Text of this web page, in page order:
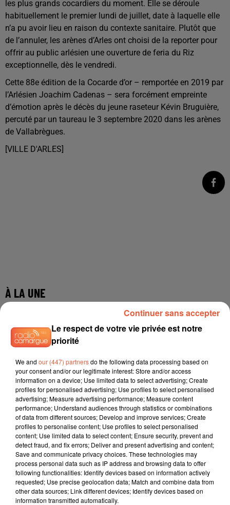
les plus grands cocardiers du moment. Elle se déroule
habituellement le premier lundi de juillet, date à laquelle elle
n’a pu avoir lieu en raison du contexte sanitaire. Plutôt que
de l’annuler, les arènes d’Arles ont choisi de la reporter pour
offrir au public arlésien une ouverture de feria du Riz
exceptionnelle, dès le vendredi.
Cette 88e édition de la Cocarde d’or – remportée en 2019 par
l’Arlésien Joachim Cadenas – sera forcément empreinte
d’émotion après le décès du jeune raseteur Kévin Bruguière,
percuté par un taureau le 3 septembre 2020 dans les arènes
de Vallabrègues.
[VILLE D'ARLES]
Le respect de votre vie privée est notre
priorité
We and our (447) partnersdo the following data processing based on
your consent and/or our legitimate interest: Store and/or access
information on a device; Use limited data to select advertising; Create
profiles for personalised advertising; Use profiles to select personalised
advertising; Measure advertising performance; Measure content
performance; Understand audiences through statistics or combinations
of data from different sources; Develop and improve services; Create
profiles to personalise content; Use profiles to select personalised
content; Use limited data to select content; Ensure security, prevent and
detect fraud, and fix errors; Deliver and present advertising and content;
Save and communicate privacy choices. These technologies may
process personal data such as IP address and browsing data to offer
following functionalities: Identify devices based on information actively
requested; Use precise geolocation data; Match and combine data from
other data sources; Link different devices; Identify devices based on
information transmitted automatically.
Continuer sans accepter